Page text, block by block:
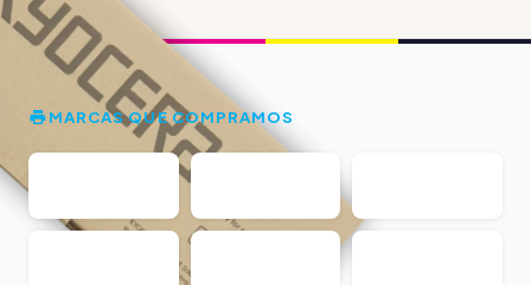
MARCAS QUE COMPRAMOS